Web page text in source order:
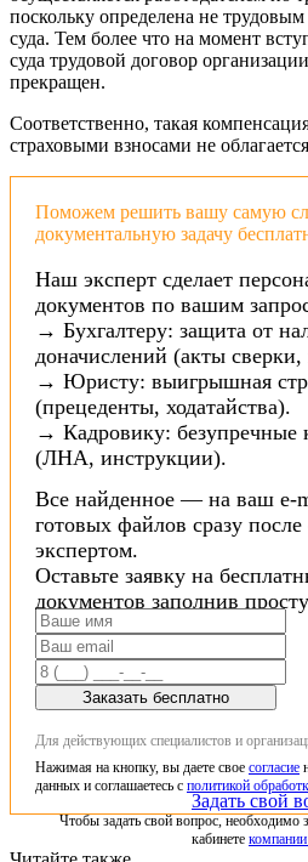
поскольку определена не
суда. Тем более что на момент
суда трудовой договор
прекращен.
Соответственно, такая
страховыми взносами не
Поможем решить вашу самую
документальную задачу
Наш эксперт сделает
документов по вашим
→ Бухгалтеру: защита от
доначислений (акты
→ Юристу: выигрышная
(прецеденты, ходатайства).
→ Кадровику: безупречные
(ЛНА, инструкции).
Все найденное — на ваш e-
готовых файлов сразу
экспертом.
Оставьте заявку на
документов заполнив
Заказать бесплатно
Для действующих специалистов и
Нажимая на кнопку, вы даете свое согласие
данных и соглашаетесь с политикой
Задать свой
Чтобы задать свой вопрос, необходимо
кабинете